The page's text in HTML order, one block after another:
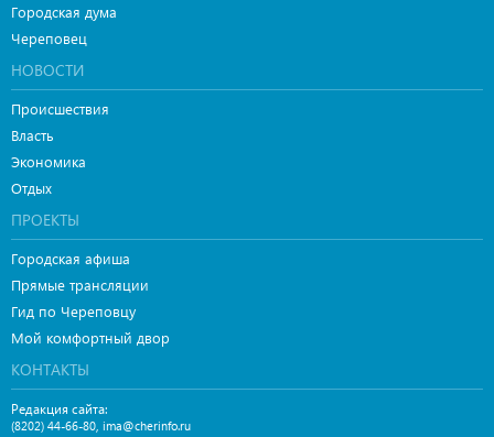
Городская дума
Череповец
НОВОСТИ
Происшествия
Власть
Экономика
Отдых
ПРОЕКТЫ
Городская афиша
Прямые трансляции
Гид по Череповцу
Мой комфортный двор
КОНТАКТЫ
Редакция сайта:
(8202) 44-66-80 ima@cherinfo.ru